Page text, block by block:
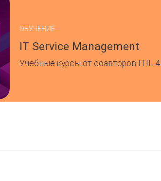
ОБУЧЕНИЕ
IT Service Management
Учебные курсы от соавторов ITIL 4